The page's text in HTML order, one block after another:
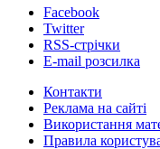
Facebook
Twitter
RSS-стрічки
E-mail розсилка
Контакти
Реклама на сайті
Використання
Правила